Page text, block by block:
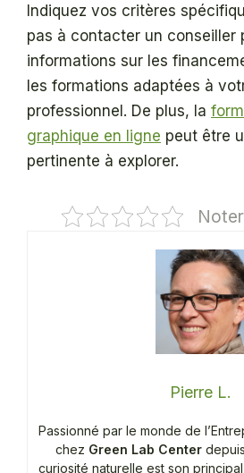
Indiquez vos critères
pas à contacter un conseiller
informations sur les
les formations adaptées à
professionnel. De plus, la
graphique en ligne peut être
pertinente à explorer.
Pierre L.
Passionné par le monde de
chez Green Lab Center
curiosité naturelle est son